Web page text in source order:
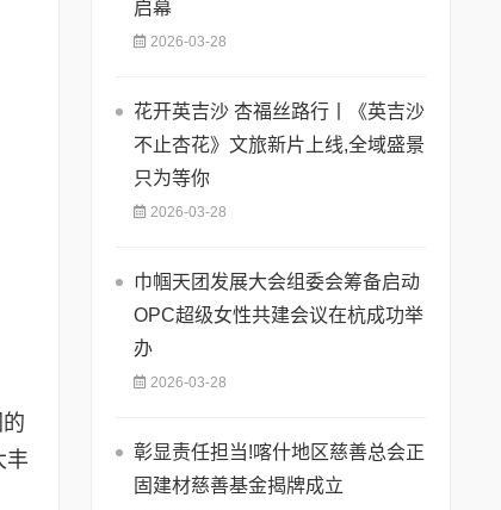
丰
启幕
2026-03-28
花开英吉沙 杏福丝路行丨《英吉沙
不止杏花》文旅新片上线,全域盛景
只为等你
2026-03-28
巾帼天团发展大会组委会筹备启动
OPC超级女性共建会议在杭成功举
办
2026-03-28
彰显责任担当!喀什地区慈善总会正
固建材慈善基金揭牌成立